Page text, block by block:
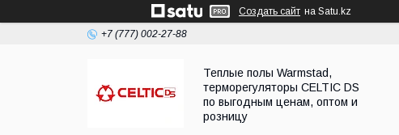
Создать сайт на Satu.kz
+7 (777) 002-27-88
Теплые полы Warmstad,
терморегуляторы CELTIC DS
по выгодным ценам, оптом и
розницу